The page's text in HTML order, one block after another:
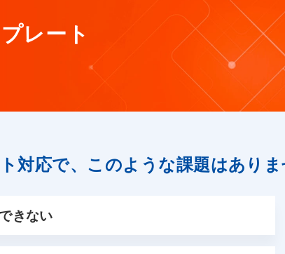
レート
対応で、このような課題はあり
きない